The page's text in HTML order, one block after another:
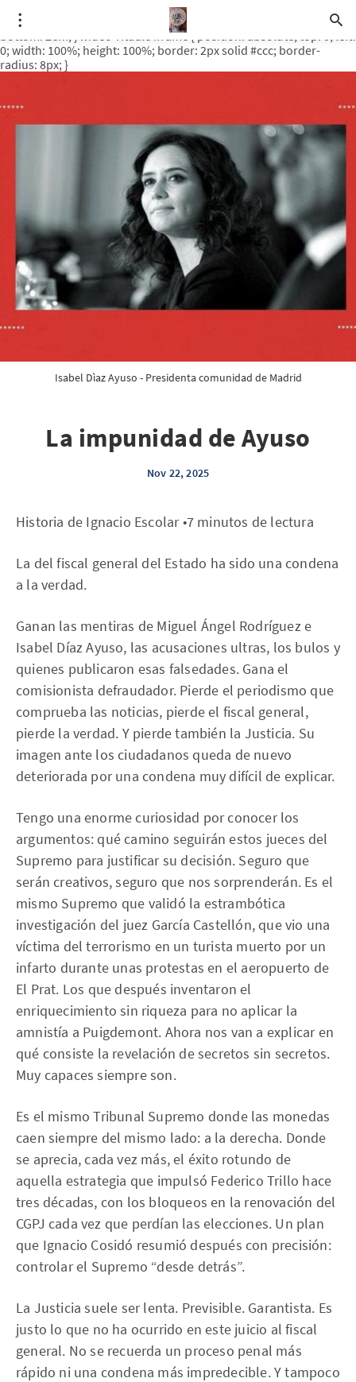
.video-rituale { position: relative; padding-bottom: 56.25%; /* 16:9
ratio */ height: 0; overflow: hidden; margin-top: 3em; margin-
bottom: 2em; } .video-rituale iframe { position: absolute; top: 0; left:
0; width: 100%; height: 100%; border: 2px solid #ccc; border-
radius: 8px; }
Isabel Dìaz Ayuso - Presidenta comunidad de Madrid
La impunidad de Ayuso
Nov 22, 2025
Historia de Ignacio Escolar •7 minutos de lectura
La del fiscal general del Estado ha sido una condena
a la verdad.
Ganan las mentiras de Miguel Ángel Rodríguez e
Isabel Díaz Ayuso, las acusaciones ultras, los bulos y
quienes publicaron esas falsedades. Gana el
comisionista defraudador. Pierde el periodismo que
comprueba las noticias, pierde el fiscal general,
pierde la verdad. Y pierde también la Justicia. Su
imagen ante los ciudadanos queda de nuevo
deteriorada por una condena muy difícil de explicar.
Tengo una enorme curiosidad por conocer los
argumentos: qué camino seguirán estos jueces del
Supremo para justificar su decisión. Seguro que
serán creativos, seguro que nos sorprenderán. Es el
mismo Supremo que validó la estrambótica
investigación del juez García Castellón, que vio una
víctima del terrorismo en un turista muerto por un
infarto durante unas protestas en el aeropuerto de
El Prat. Los que después inventaron el
enriquecimiento sin riqueza para no aplicar la
amnistía a Puigdemont. Ahora nos van a explicar en
qué consiste la revelación de secretos sin secretos.
Muy capaces siempre son.
Es el mismo Tribunal Supremo donde las monedas
caen siempre del mismo lado: a la derecha. Donde
se aprecia, cada vez más, el éxito rotundo de
aquella estrategia que impulsó Federico Trillo hace
tres décadas, con los bloqueos en la renovación del
CGPJ cada vez que perdían las elecciones. Un plan
que Ignacio Cosidó resumió después con precisión:
controlar el Supremo “desde detrás”.
La Justicia suele ser lenta. Previsible. Garantista. Es
justo lo que no ha ocurrido en este juicio al fiscal
general. No se recuerda un proceso penal más
rápido ni una condena más impredecible. Y tampoco